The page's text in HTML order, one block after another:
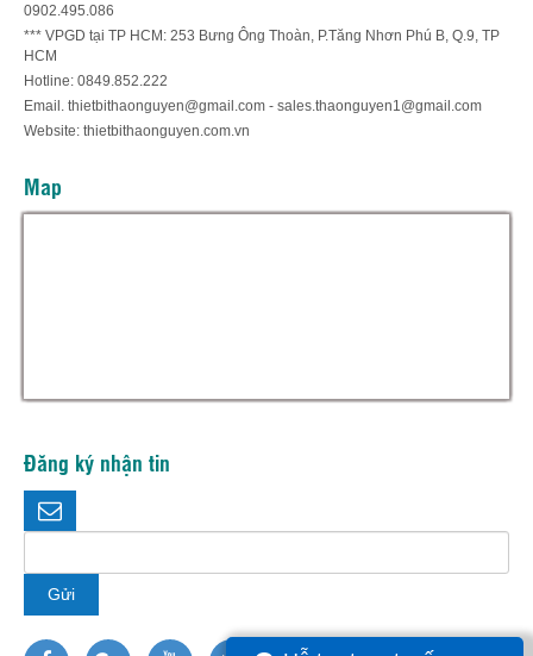
0902.495.086
*** VPGD tại TP HCM: 253 Bưng Ông Thoàn, P.Tăng Nhơn Phú B, Q.9, TP
HCM
Hotline: 0849.852.222
Email. thietbithaonguyen@gmail.com - sales.thaonguyen1@gmail.com
Website: thietbithaonguyen.com.vn
Map
Đăng ký nhận tin